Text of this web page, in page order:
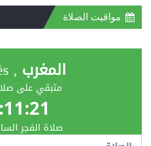
مواقيت الصلاة